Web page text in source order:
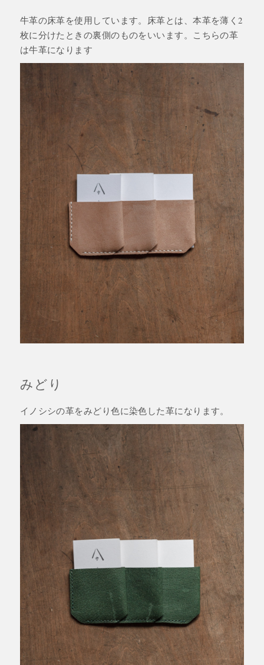
牛革の床革を使用しています。床革とは、本革を薄く2
枚に分けたときの裏側のものをいいます。こちらの革
は牛革になります
みどり
イノシシの革をみどり色に染色した革になります。